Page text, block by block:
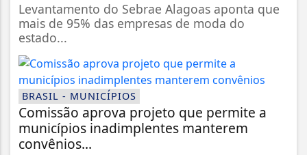
Levantamento do Sebrae Alagoas aponta que
mais de 95% das empresas de moda do
estado...
BRASIL - MUNICÍPIOS
Comissão aprova projeto que permite a
municípios inadimplentes manterem
convênios...